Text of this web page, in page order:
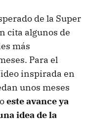
de la Super
cita algunos de
más
Para el
inspirada en
unos meses
este avance ya
idea de la